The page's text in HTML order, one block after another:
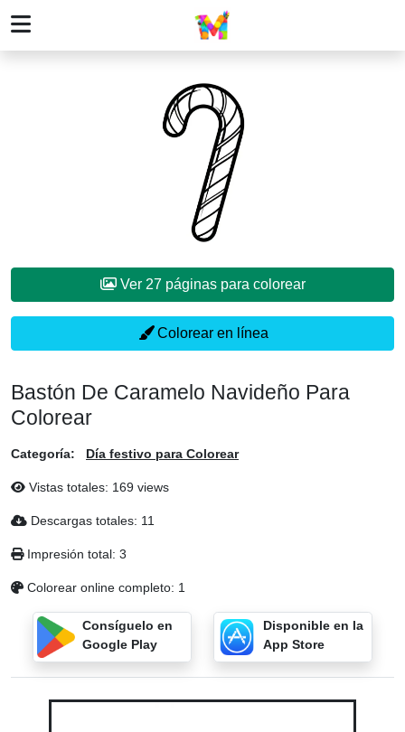
Ver 27 páginas para colorear
Colorear en línea
Bastón De Caramelo Navideño Para
Colorear
Categoría: Día festivo para Colorear
Vistas totales: 169 views
Descargas totales: 11
Impresión total: 3
Colorear online completo: 1
Consíguelo en
Google Play
Disponible en la
App Store